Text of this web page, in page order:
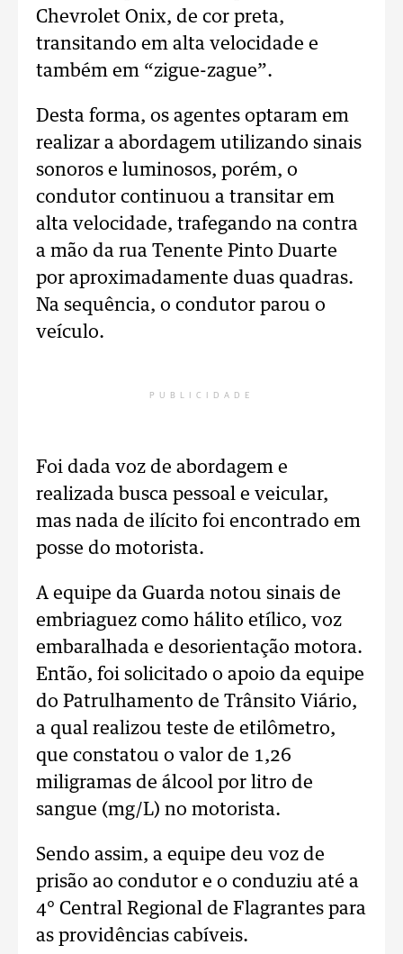
Chevrolet Onix, de cor preta,
transitando em alta velocidade e
também em “zigue-zague”.
Desta forma, os agentes optaram em
realizar a abordagem utilizando sinais
sonoros e luminosos, porém, o
condutor continuou a transitar em
alta velocidade, trafegando na contra
a mão da rua Tenente Pinto Duarte
por aproximadamente duas quadras.
Na sequência, o condutor parou o
veículo.
PUBLICIDADE
Foi dada voz de abordagem e
realizada busca pessoal e veicular,
mas nada de ilícito foi encontrado em
posse do motorista.
A equipe da Guarda notou sinais de
embriaguez como hálito etílico, voz
embaralhada e desorientação motora.
Então, foi solicitado o apoio da equipe
do Patrulhamento de Trânsito Viário,
a qual realizou teste de etilômetro,
que constatou o valor de 1,26
miligramas de álcool por litro de
sangue (mg/L) no motorista.
Sendo assim, a equipe deu voz de
prisão ao condutor e o conduziu até a
4° Central Regional de Flagrantes para
as providências cabíveis.